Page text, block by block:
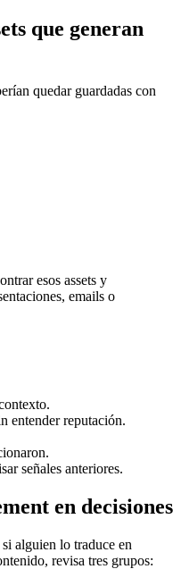
que generan
quedar guardadas con
esos assets y
emails o
entender reputación.
señales anteriores.
en decisiones
alguien lo traduce en
revisa tres grupos: